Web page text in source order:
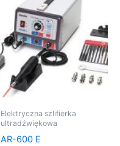
Elektryczna szlifierka
ultradźwiękowa
AR-600 E